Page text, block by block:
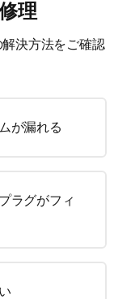
理
決方法をご確認
が漏れる
ラグがフィ